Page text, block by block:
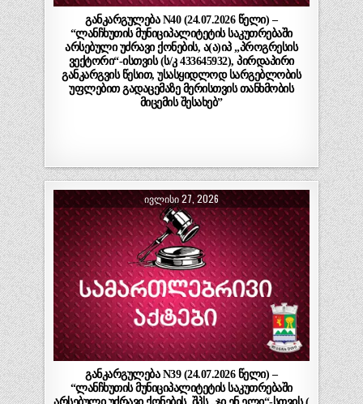
განკარგულება N40 (24.07.2026 წელი) –
“ლანჩხუთის მუნიციპალიტეტის საკუთრებაში
არსებული უძრავი ქონების, ა(ა)იპ „პროგრესის
ვექტორი“-ისთვის (ს/კ 433645932), პირდაპირი
განკარგვის წესით, უსასყიდლოდ სარგებლობის
უფლებით გადაცემაზე მერისთვის თანხმობის
მიცემის შესახებ”
ᲘᲕᲚᲘᲡᲘ 27, 2026
განკარგულება N39 (24.07.2026 წელი) –
“ლანჩხუთის მუნიციპალიტეტის საკუთრებაში